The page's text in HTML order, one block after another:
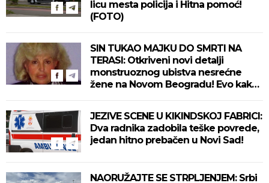
licu mesta policija i Hitna pomoć!
(FOTO)
SIN TUKAO MAJKU DO SMRTI NA
TERASI: Otkriveni novi detalji
monstruoznog ubistva nesrećne
žene na Novom Beogradu! Evo kako
JEZIVE SCENE U KIKINDSKOJ FABRICI:
Dva radnika zadobila teške povrede,
jedan hitno prebačen u Novi Sad!
NAORUŽAJTE SE STRPLJENJEM: Srbi